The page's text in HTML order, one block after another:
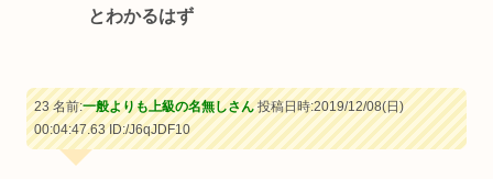
とわかるはず
23 名前:一般よりも上級の名無しさん投稿日時:2019/12/08(日)
00:04:47.63ID:/J6qJDF10